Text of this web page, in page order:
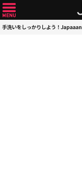
手洗いをしっかりしよう！Japaaan